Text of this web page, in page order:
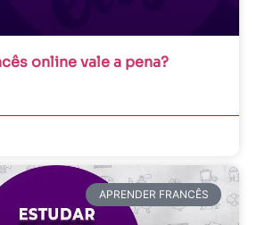
online vale a pena?
APRENDER FRANCÊS